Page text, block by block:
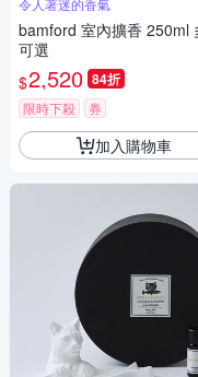
令人著迷的香氣
bamford 室內擴香 250ml
可選
$2,520 84折
限時下殺 券
加入購物車